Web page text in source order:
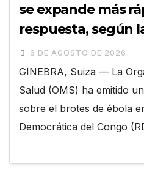
se expande más
respuesta, según
6 DE AGOSTO DE 2026
GINEBRA, Suiza — La
Salud (OMS) ha emitido
sobre el brotes de ébola
Democrática del Congo